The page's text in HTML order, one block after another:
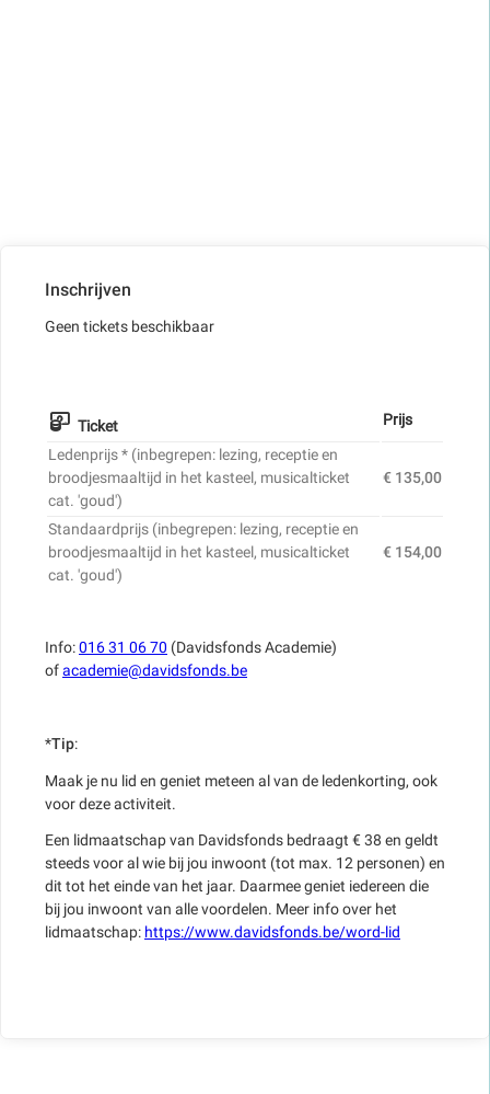
Inschrijven
Geen tickets beschikbaar
Ticket
Prijs
Ledenprijs * (inbegrepen: lezing, receptie en
broodjesmaaltijd in het kasteel, musicalticket
cat. 'goud')
€ 135,00
Standaardprijs (inbegrepen: lezing, receptie en
broodjesmaaltijd in het kasteel, musicalticket
cat. 'goud')
€ 154,00
Info:016 31 06 70 (Davidsfonds Academie)
ofacademie@davidsfonds.be
*Tip:
Maak je nu lid en geniet meteen al van de ledenkorting, ook
voor deze activiteit.
Een lidmaatschap van Davidsfonds bedraagt € 38 en geldt
steeds voor al wie bij jou inwoont (tot max. 12 personen) en
dit tot het einde van het jaar. Daarmee geniet iedereen die
bij jou inwoont van alle voordelen. Meer info over het
lidmaatschap: https://www.davidsfonds.be/word-lid